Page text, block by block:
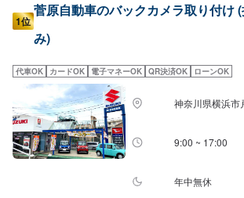
1位
菅原自動車のバックカメラ取り付け
み)
代車OK カードOK 電子マネーOK QR決済OK ローンOK
神奈川県横浜市
9:00 ~ 17:00
年中無休